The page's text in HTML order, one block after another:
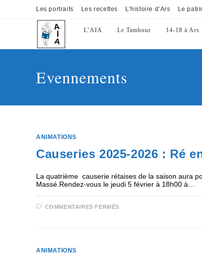
Les portraits Les recettes L’histoire d’Ars Le
L’AIA Le Tambour 14-18 à Ars
Evennements
ANIMATIONS
Causeries 2025-2026 : Ré
La quatrième causerie rétaises de la saison aura
Massé.Rendez-vous le jeudi 5 février à 18h00 à…
COMMENTAIRES FERMÉS
ANIMATIONS